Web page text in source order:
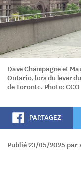
Dave Champagne et
Ontario, lors du lever
de Toronto. Photo: CCO
PARTAGEZ
Publié 23/05/2025 par